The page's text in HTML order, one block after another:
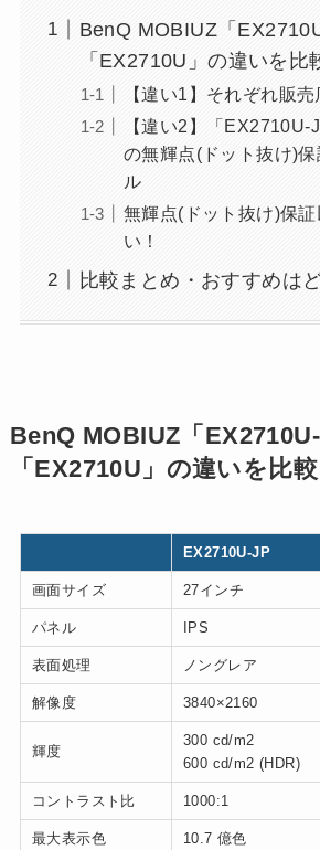
BenQ MOBIUZ「
「EX2710U」の違いを比
【違い1】それぞれ販
【違い2】「EX2710U-
の無輝点(ドット抜け)
ル
無輝点(ドット抜け)保
い！
比較まとめ・おすすめは
BenQ MOBIUZ「
「EX2710U」の違いを比較
EX2710U-JP
画面サイズ 27インチ
パネル IPS
表面処理 ノングレア
解像度 3840×2160
輝度
300 cd/m2
600 cd/m2 (HDR)
コントラスト比 1000:1
最大表示色 10.7 億色